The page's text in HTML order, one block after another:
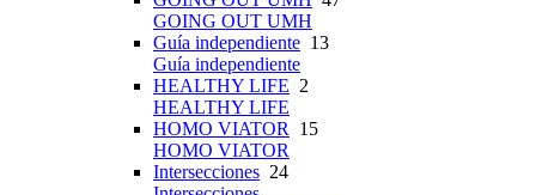
GOING OUT UMH
Guía independiente 13
Guía independiente
HEALTHY LIFE 2
HEALTHY LIFE
HOMO VIATOR 15
HOMO VIATOR
Intersecciones 24